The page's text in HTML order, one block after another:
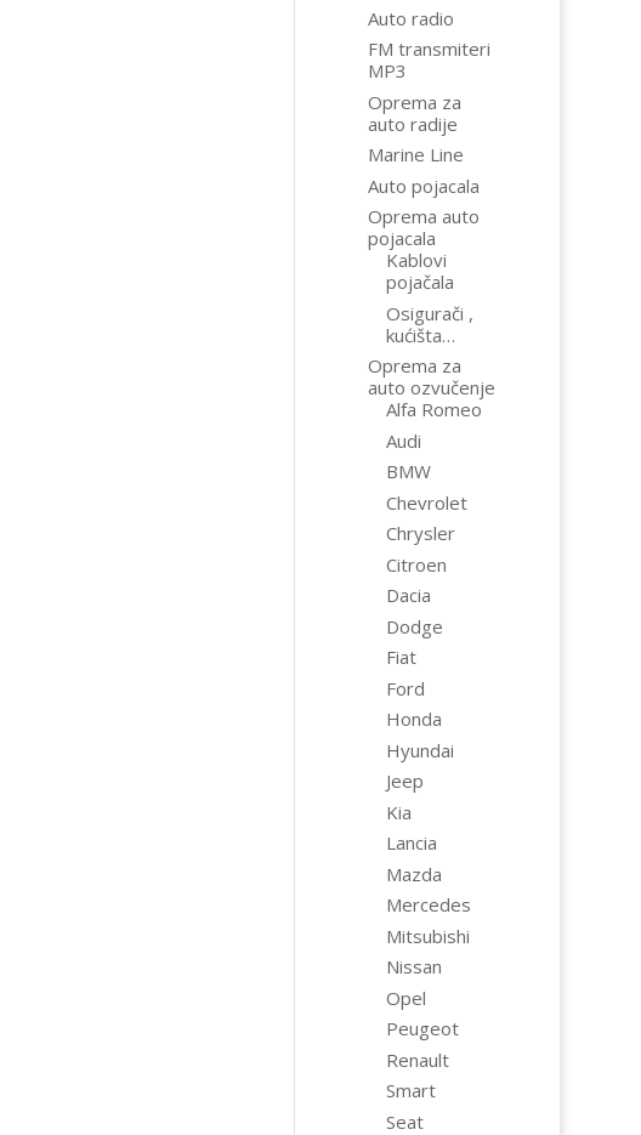
Auto radio
FM transmiteri
MP3
Oprema za
auto radije
Marine Line
Auto pojacala
Oprema auto
pojacala
Kablovi
pojačala
Osigurači ,
kućišta…
Oprema za
auto ozvučenje
Alfa Romeo
Audi
BMW
Chevrolet
Chrysler
Citroen
Dacia
Dodge
Fiat
Ford
Honda
Hyundai
Jeep
Kia
Lancia
Mazda
Mercedes
Mitsubishi
Nissan
Opel
Peugeot
Renault
Smart
Seat